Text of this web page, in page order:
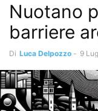
Sport e Tempo Libero
Nuotano
barriere
Di Luca Delpozzo - 9